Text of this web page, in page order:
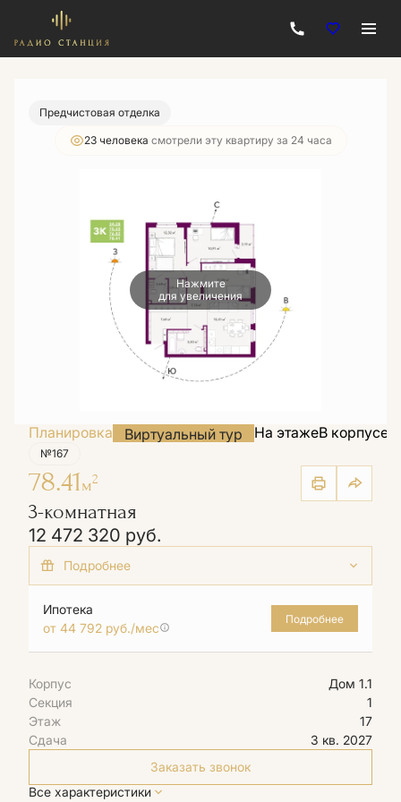
3-комнатная
12 472 320 руб.
Ипотека от 44 792 руб./мес.
Предчистовая отделка
23 человекa смотрели эту квартиру за 24 часа
Нажмите
для увеличения
Планировка Виртуальный тур На этажеВ корпусе
№167
78.41м2
3-комнатная
12 472 320 руб.
+2 акции
Семейная ипотека от 3,6% на весь срок
Ипотека
от 44 792 руб./мес
Подробнее
Корпус
Дом 1.1
Секция
1
Этаж
17
Сдача
3 кв. 2027
Заказать звонок
Все характеристики